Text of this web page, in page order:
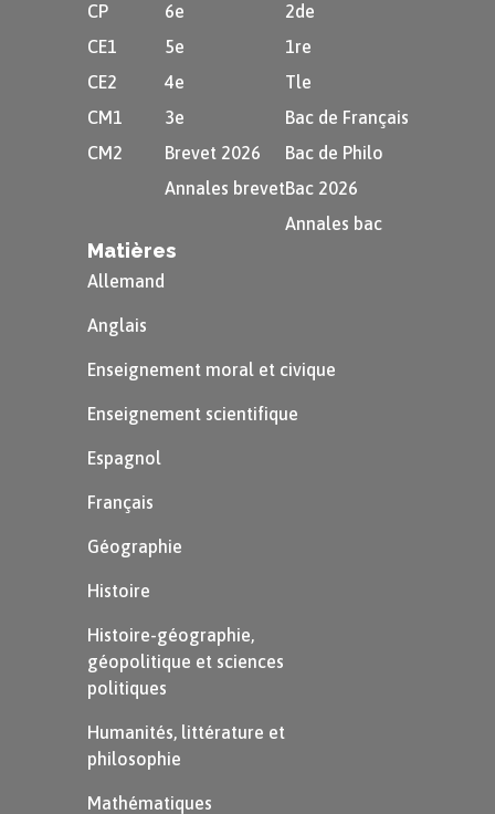
CP
CE1
CE2
CM1
CM2
6e
5e
4e
3e
Brevet 2026
Annales brevet
2de
1re
Tle
Bac de Français
Bac de Philo
Bac 2026
Annales bac
Matières
Allemand
Anglais
Enseignement moral et civique
Enseignement scientifique
Espagnol
Français
Géographie
Histoire
Histoire-géographie,
géopolitique et sciences
politiques
Humanités, littérature et
philosophie
Mathématiques